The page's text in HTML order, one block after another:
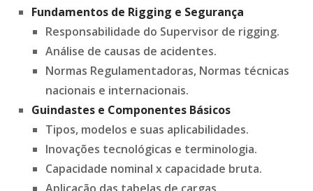
Fundamentos de Rigging e Segurança
Responsabilidade do Supervisor de rigging.
Análise de causas de acidentes.
Normas Regulamentadoras, Normas técnicas
nacionais e internacionais.
Guindastes e Componentes Básicos
Tipos, modelos e suas aplicabilidades.
Inovações tecnológicas e terminologia.
Capacidade nominal x capacidade bruta.